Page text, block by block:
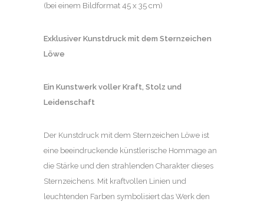
(bei einem Bildformat 45 x 35 cm)
Exklusiver Kunstdruck mit dem Sternzeichen
Löwe
Ein Kunstwerk voller Kraft, Stolz und
Leidenschaft
Der Kunstdruck mit dem Sternzeichen Löwe ist
eine beeindruckende künstlerische Hommage an
die Stärke und den strahlenden Charakter dieses
Sternzeichens. Mit kraftvollen Linien und
leuchtenden Farben symbolisiert das Werk den